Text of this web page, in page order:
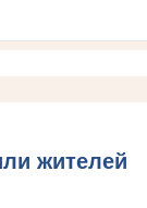
жителей